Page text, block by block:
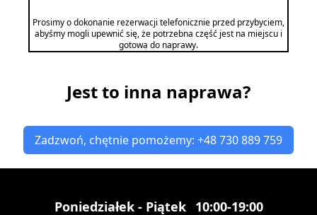
Prosimy o dokonanie rezerwacji telefonicznie przed przybyciem,
abyśmy mogli upewnić się, że potrzebna część jest na miejscu i
gotowa do naprawy.
Jest to inna naprawa?
Zadzwoń, chętnie pomożemy: +48 730 889 759
Poniedziałek - Piątek 10:00-19:00